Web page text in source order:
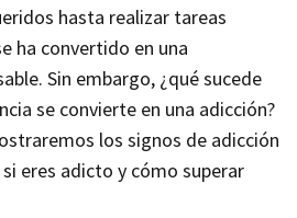
hasta realizar tareas
ha convertido en una
Sin embargo, ¿qué sucede
se convierte en una adicción?
los signos de adicción
eres adicto y cómo superar